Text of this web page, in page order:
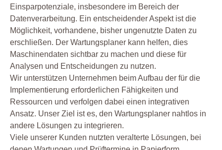
Einsparpotenziale, insbesondere im Bereich der
Datenverarbeitung. Ein entscheidender Aspekt ist die
Möglichkeit, vorhandene, bisher ungenutzte Daten zu
erschließen. Der Wartungsplaner kann helfen, dies
Maschinendaten sichtbar zu machen und diese für
Analysen und Entscheidungen zu nutzen.
Wir unterstützen Unternehmen beim Aufbau der für die
Implementierung erforderlichen Fähigkeiten und
Ressourcen und verfolgen dabei einen integrativen
Ansatz. Unser Ziel ist es, den Wartungsplaner nahtlos in
andere Lösungen zu integrieren.
Viele unserer Kunden nutzten veralterte Lösungen, bei